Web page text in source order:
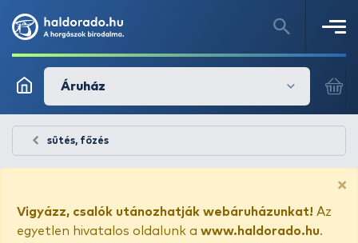
Áruház
sütés, főzés
×
Vigyázz, csalók utánozhatják webáruházunkat! Az
egyetlen hivatalos oldalunk a www.haldorado.hu.